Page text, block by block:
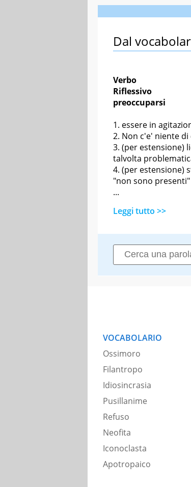
Dal
Verbo
Riflessivo
preoccuparsi
essere in
Non c'e' niente
(per estensione)
talvolta
(per estensione)
"non sono
...
Leggi tutto >>
VOCABOLARIO
Ossimoro
Filantropo
Idiosincrasia
Pusillanime
Refuso
Neofita
Iconoclasta
Apotropaico